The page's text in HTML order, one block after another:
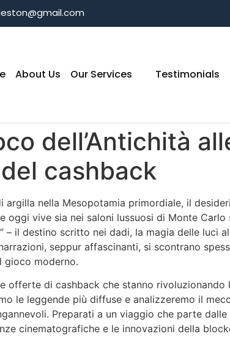
About Us Our Services Testimonials
dell’Antichità
cashback
nella Mesopotamia primordiale, il
oggi vive sia nei saloni lussuosi di Monte
– il destino scritto nei dadi, la magia delle
seppur affascinanti, si scontrano
gioco moderno.
offerte di cashback che stanno
le leggende più diffuse e analizzeremo il
Preparati a un viaggio che parte
cinematografiche e le innovazioni della